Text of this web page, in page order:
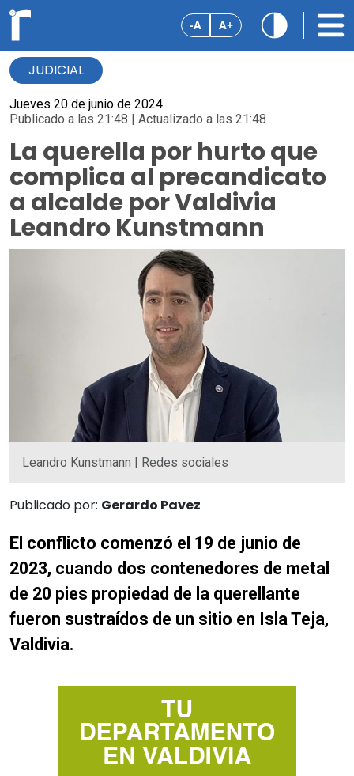
-A A+
JUDICIAL
Jueves 20 de junio de 2024
Publicado a las 21:48 | Actualizado a las 21:48
La querella por hurto que
complica al precandicato
a alcalde por Valdivia
Leandro Kunstmann
Leandro Kunstmann | Redes sociales
Publicado por: Gerardo Pavez
El conflicto comenzó el 19 de junio de
2023, cuando dos contenedores de metal
de 20 pies propiedad de la querellante
fueron sustraídos de un sitio en Isla Teja,
Valdivia.